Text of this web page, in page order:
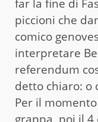
far la fine di
piccioni che
comico
interpretare
referendum
detto chiaro: o
Per il